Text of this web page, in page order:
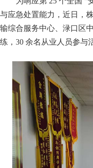
与应急处置能力，近日，
输综合服务中心、渌口区
练，30 余名从业人员参与